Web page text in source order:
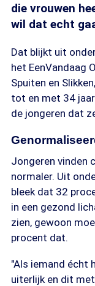
die vrouwen
wil dat echt
Dat blijkt uit
het EenVandaag
Spuiten en
tot en met 34
de jongeren dat
Jongeren vinden
normaler. Uit
bleek dat 32
in een gezond
zien, gewoon
procent dat.
"Als iemand écht
uiterlijk en dit